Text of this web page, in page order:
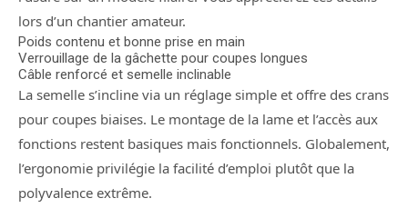
lors d’un chantier amateur.
Poids contenu et bonne prise en main
Verrouillage de la gâchette pour coupes longues
Câble renforcé et semelle inclinable
La semelle s’incline via un réglage simple et offre des crans
pour coupes biaises. Le montage de la lame et l’accès aux
fonctions restent basiques mais fonctionnels. Globalement,
l’ergonomie privilégie la facilité d’emploi plutôt que la
polyvalence extrême.